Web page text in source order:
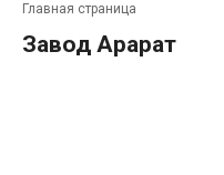
Главная страница
Завод Арарат